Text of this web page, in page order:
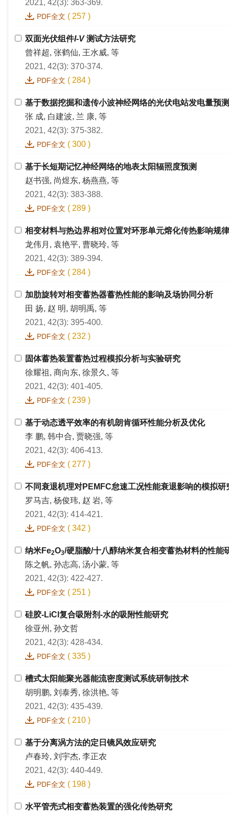
2021, 42(3): 363-369.
PDF全文 ( 257 )
双面光伏组件I-V测试方法研究
曾祥超, 张鹤仙, 王水威, 等
2021, 42(3): 370-374.
PDF全文 ( 284 )
基于数据挖掘和遗传小波神经网络的光伏电站发电量预测
张 成, 白建波, 兰 康, 等
2021, 42(3): 375-382.
PDF全文 ( 300 )
基于长短期记忆神经网络的地表太阳辐照度预测
赵书强, 尚煜东, 杨燕燕, 等
2021, 42(3): 383-388.
PDF全文 ( 289 )
相变材料与热边界相对位置对环形单元熔化传热影响规
龙伟月, 袁艳平, 曹晓玲, 等
2021, 42(3): 389-394.
PDF全文 ( 284 )
加肋旋转对相变蓄热器蓄热性能的影响及场协同分析
田 扬, 赵 明, 胡明禹, 等
2021, 42(3): 395-400.
PDF全文 ( 232 )
固体蓄热装置蓄热过程模拟分析与实验研究
徐耀祖, 商向东, 徐景久, 等
2021, 42(3): 401-405.
PDF全文 ( 239 )
基于动态透平效率的有机朗肯循环性能分析及优化
李 鹏, 韩中合, 贾晓强, 等
2021, 42(3): 406-413.
PDF全文 ( 277 )
不同衰退机理对PEMFC怠速工况性能衰退影响的模拟研
罗马吉, 杨俊玮, 赵 岩, 等
2021, 42(3): 414-421.
PDF全文 ( 342 )
纳米Fe2O3/硬脂酸/十八醇纳米复合相变蓄热材料的性能
陈之帆, 孙志高, 汤小蒙, 等
2021, 42(3): 422-427.
PDF全文 ( 251 )
硅胶-LiCl复合吸附剂-水的吸附性能研究
徐亚州, 孙文哲
2021, 42(3): 428-434.
PDF全文 ( 335 )
槽式太阳能聚光器能流密度测试系统研制技术
胡明鹏, 刘泰秀, 徐洪艳, 等
2021, 42(3): 435-439.
PDF全文 ( 210 )
基于分离涡方法的定日镜风效应研究
卢春玲, 刘宇杰, 李正农
2021, 42(3): 440-449.
PDF全文 ( 198 )
水平管壳式相变蓄热装置的强化传热研究